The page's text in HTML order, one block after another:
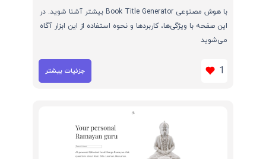
با هوش مصنوعی Book Title Generator بیشتر آشنا شوید. در
این صفحه با ویژگی‌ها، کاربردها و نحوه استفاده از این ابزار آگاه
می‌شوید
1 جزئیات بیشتر